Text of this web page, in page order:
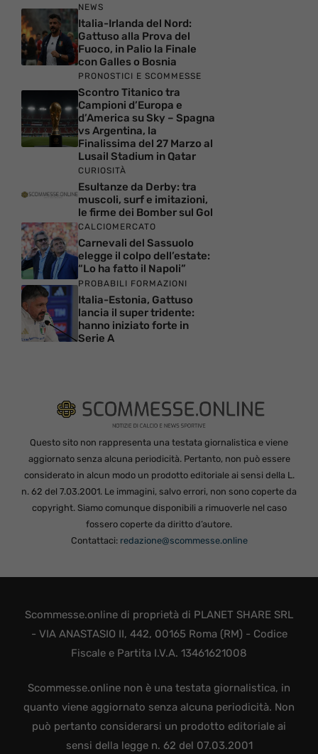
NEWS
Italia-Irlanda del Nord:
Gattuso alla Prova del
Fuoco, in Palio la Finale
con Galles o Bosnia
PRONOSTICI E SCOMMESSE
Scontro Titanico tra
Campioni d’Europa e
d’America su Sky – Spagna
vs Argentina, la
Finalissima del 27 Marzo al
Lusail Stadium in Qatar
CURIOSITÀ
Esultanze da Derby: tra
muscoli, surf e imitazioni,
le firme dei Bomber sul Gol
CALCIOMERCATO
Carnevali del Sassuolo
elegge il colpo dell’estate:
“Lo ha fatto il Napoli”
PROBABILI FORMAZIONI
Italia-Estonia, Gattuso
lancia il super tridente:
hanno iniziato forte in
Serie A
Questo sito non rappresenta una testata giornalistica e viene
aggiornato senza alcuna periodicità. Pertanto, non può essere
considerato in alcun modo un prodotto editoriale ai sensi della L.
n. 62 del 7.03.2001. Le immagini, salvo errori, non sono coperte da
copyright. Siamo comunque disponibili a rimuoverle nel caso
fossero coperte da diritto d’autore.
Contattaci: redazione@scommesse.online
Scommesse.online di proprietà di PLANET SHARE SRL
- VIA ANASTASIO II, 442, 00165 Roma (RM) - Codice
Fiscale e Partita I.V.A. 13461621008
Scommesse.online non è una testata giornalistica, in
quanto viene aggiornato senza alcuna periodicità. Non
può pertanto considerarsi un prodotto editoriale ai
sensi della legge n. 62 del 07.03.2001